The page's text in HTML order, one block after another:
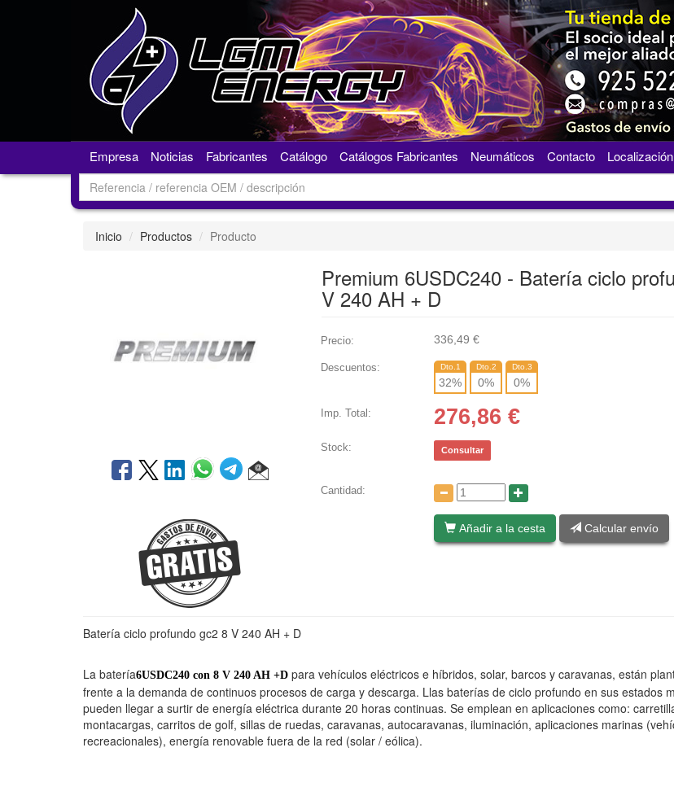
Empresa Noticias Fabricantes Catálogo Catálogos Fabricantes Neumáticos Contacto Localización
Inicio Productos Producto
Premium 6USDC240 - Batería ciclo
V 240 AH + D
Precio: 336,49 €
Descuentos: Dto.1
32%
Dto.2
0%
Dto.3
0%
Imp. Total: 276,86 €
Stock: Consultar
Cantidad:
Añadir a la cesta Calcular envío
Batería ciclo profundo gc2 8 V 240 AH + D
La batería6USDC240 con 8 V 240 AH +D para vehículos eléctricos e híbridos, solar, barcos y caravanas, están
frente a la demanda de continuos procesos de carga y descarga. Llas baterías de ciclo profundo en sus estados
pueden llegar a surtir de energía eléctrica durante 20 horas continuas. Se emplean en aplicaciones como:
montacargas, carritos de golf, sillas de ruedas, caravanas, autocaravanas, iluminación, aplicaciones marinas
recreacionales), energía renovable fuera de la red (solar / eólica).